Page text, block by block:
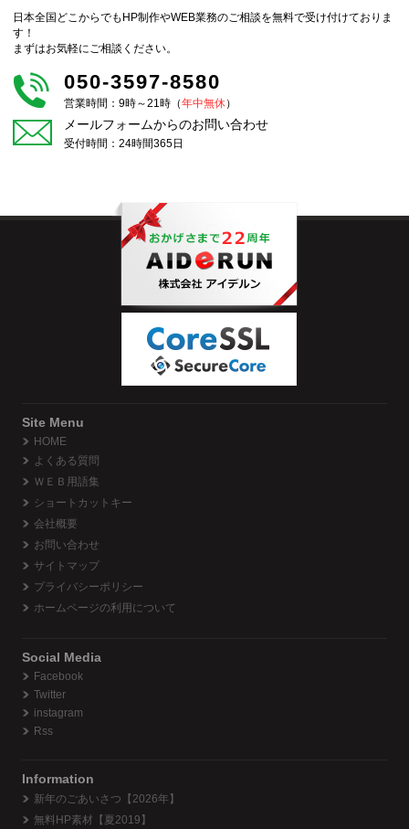
日本全国どこからでもHP制作やWEB業務のご相談を無料で受け付けておりま
す！
まずはお気軽にご相談ください。
050-3597-8580
営業時間：9時～21時（年中無休）
メールフォームからのお問い合わせ
受付時間：24時間365日
Site Menu
HOME
よくある質問
ＷＥＢ用語集
ショートカットキー
会社概要
お問い合わせ
サイトマップ
プライバシーポリシー
ホームページの利用について
Social Media
Facebook
Twitter
instagram
Rss
Information
新年のごあいさつ【2026年】
無料HP素材【夏2019】